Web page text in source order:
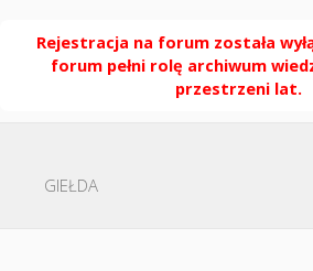
Rejestracja na forum została
forum pełni rolę archiwum
przestrzeni lat.
GIEŁDA